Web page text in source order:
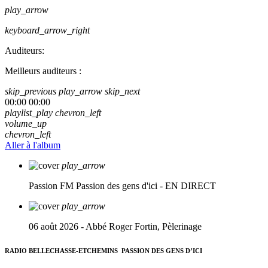
play_arrow
keyboard_arrow_right
Auditeurs:
Meilleurs auditeurs :
skip_previous play_arrow skip_next
00:00 00:00
playlist_play chevron_left
volume_up
chevron_left
Aller à l'album
play_arrow
Passion FM Passion des gens d'ici - EN DIRECT
play_arrow
06 août 2026 - Abbé Roger Fortin, Pèlerinage
RADIO BELLECHASSE-ETCHEMINS PASSION DES GENS D’ICI